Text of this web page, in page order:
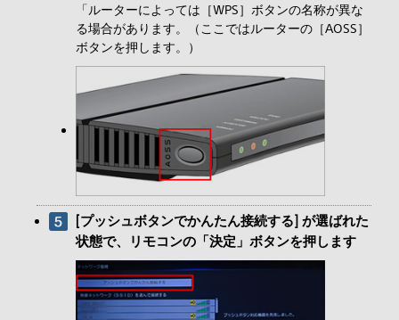
「ルーターによっては［WPS］ボタンの名称が異な
る場合があります。（ここではルーターの［AOSS］
ボタンを押します。）
[プッシュボタンでかんたん接続する] が選ばれた
状態で、リモコンの「決定」ボタンを押します